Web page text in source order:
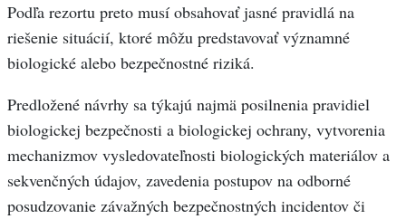
Podľa rezortu preto musí obsahovať jasné pravidlá na
riešenie situácií, ktoré môžu predstavovať významné
biologické alebo bezpečnostné riziká.
Predložené návrhy sa týkajú najmä posilnenia pravidiel
biologickej bezpečnosti a biologickej ochrany, vytvorenia
mechanizmov vysledovateľnosti biologických materiálov a
sekvenčných údajov, zavedenia postupov na odborné
posudzovanie závažných bezpečnostných incidentov či